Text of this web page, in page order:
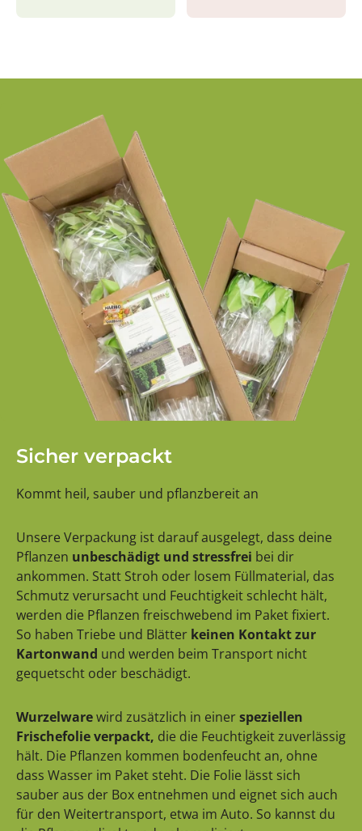
Sicher verpackt
Kommt heil, sauber und pflanzbereit an
Unsere Verpackung ist darauf ausgelegt, dass deine
Pflanzen unbeschädigt und stressfrei bei dir
ankommen. Statt Stroh oder losem Füllmaterial, das
Schmutz verursacht und Feuchtigkeit schlecht hält,
werden die Pflanzen freischwebend im Paket fixiert.
So haben Triebe und Blätter keinen Kontakt zur
Kartonwand und werden beim Transport nicht
gequetscht oder beschädigt.
Wurzelwarewird zusätzlich in einerspeziellen
Frischefolie verpackt, die die Feuchtigkeit zuverlässig
hält. Die Pflanzen kommen bodenfeucht an, ohne
dass Wasser im Paket steht. Die Folie lässt sich
sauber aus der Box entnehmen und eignet sich auch
für den Weitertransport, etwa im Auto. So kannst du